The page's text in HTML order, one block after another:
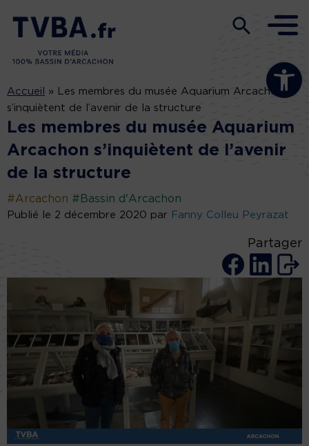
Ouvrir la
Accueil »
Les membres du musée Aquarium Arcachon
s’inquiètent de l’avenir de la structure
Les membres du musée Aquarium
Arcachon s’inquiètent de l’avenir
de la structure
#Arcachon #Bassin d'Arcachon
Publié le 2 décembre 2020 par Fanny Colleu Peyrazat
Partager